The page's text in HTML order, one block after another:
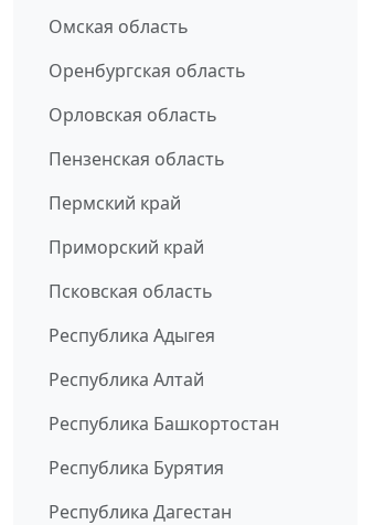
Омская область
Оренбургская область
Орловская область
Пензенская область
Пермский край
Приморский край
Псковская область
Республика Адыгея
Республика Алтай
Республика Башкортостан
Республика Бурятия
Республика Дагестан